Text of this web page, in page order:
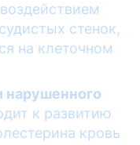
стенок,
на клеточном
нарушенного
к развитию
кровь